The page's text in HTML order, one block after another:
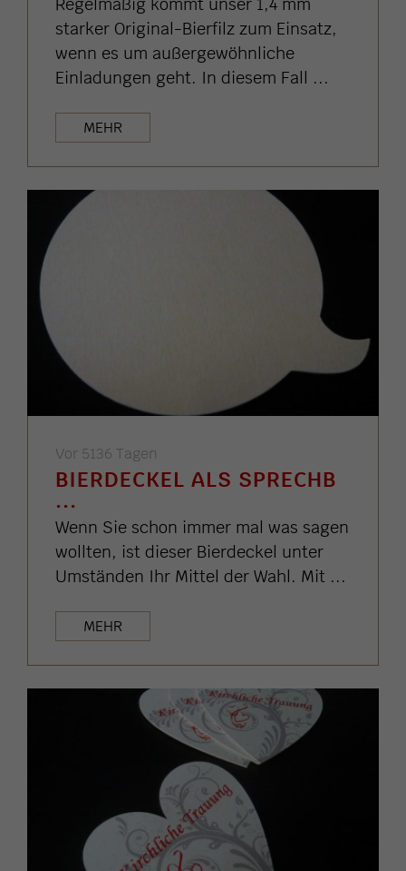
Regelmäßig kommt unser 1,4 mm
starker Original-Bierfilz zum Einsatz,
wenn es um außergewöhnliche
Einladungen geht. In diesem Fall ...
MEHR
Vor 5136 Tagen
BIERDECKEL ALS SPRECHB
...
Wenn Sie schon immer mal was sagen
wollten, ist dieser Bierdeckel unter
Umständen Ihr Mittel der Wahl. Mit ...
MEHR